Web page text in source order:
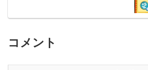
コメント